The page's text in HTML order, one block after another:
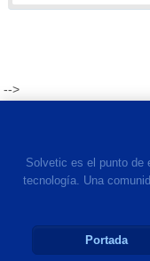
-->
Solvetic es el punto de
tecnología. Una
Portada